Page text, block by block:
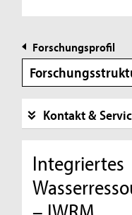
Forschungsprofil
Kontakt &
Integriertes